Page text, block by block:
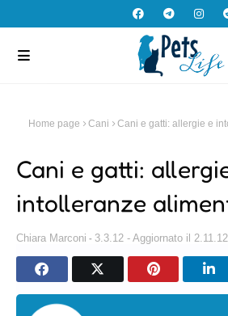
Home page Cani Cani e gatti: allergie e
Cani e gatti:
intolleranze
Chiara Marconi 3.3.12 - Aggiornato il 2.11.12